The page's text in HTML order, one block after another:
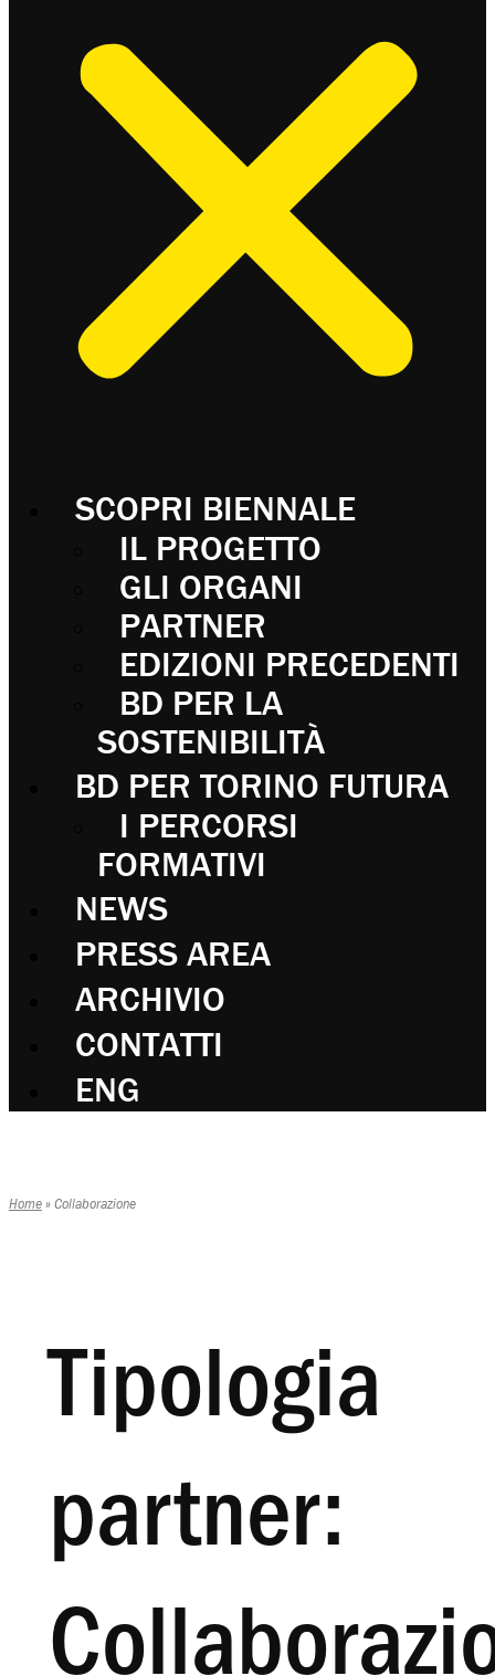
SCOPRI BIENNALE
IL PROGETTO
GLI ORGANI
PARTNER
EDIZIONI PRECEDENTI
BD PER LA
SOSTENIBILITÀ
BD PER TORINO FUTURA
I PERCORSI
FORMATIVI
NEWS
PRESS AREA
ARCHIVIO
CONTATTI
ENG
Home»Collaborazione
Tipologia
partner: